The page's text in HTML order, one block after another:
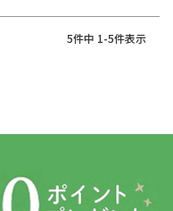
5件中 1-5件表示